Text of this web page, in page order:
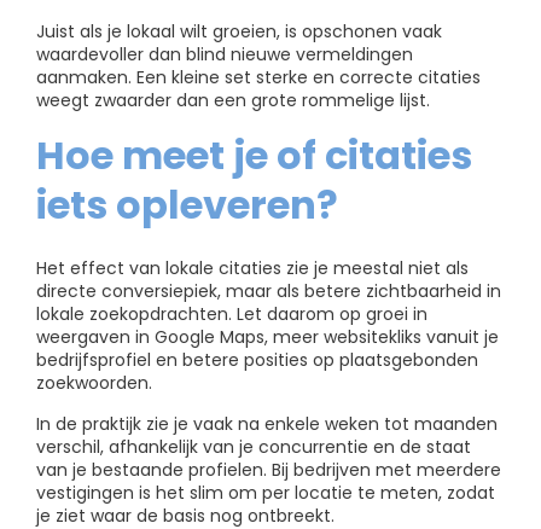
Juist als je lokaal wilt groeien, is opschonen vaak
waardevoller dan blind nieuwe vermeldingen
aanmaken. Een kleine set sterke en correcte citaties
weegt zwaarder dan een grote rommelige lijst.
Hoe meet je of citaties
iets opleveren?
Het effect van lokale citaties zie je meestal niet als
directe conversiepiek, maar als betere zichtbaarheid in
lokale zoekopdrachten. Let daarom op groei in
weergaven in Google Maps, meer websitekliks vanuit je
bedrijfsprofiel en betere posities op plaatsgebonden
zoekwoorden.
In de praktijk zie je vaak na enkele weken tot maanden
verschil, afhankelijk van je concurrentie en de staat
van je bestaande profielen. Bij bedrijven met meerdere
vestigingen is het slim om per locatie te meten, zodat
je ziet waar de basis nog ontbreekt.